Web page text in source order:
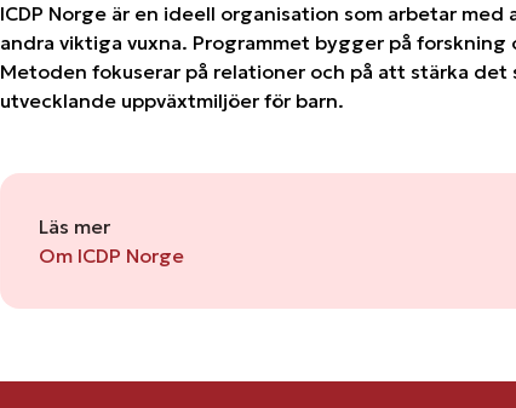
ICDP Norge är en ideell organisation som arbetar
andra viktiga vuxna. Programmet bygger på
Metoden fokuserar på relationer och på att stärka
utvecklande uppväxtmiljöer för barn.
Läs mer
Om ICDP Norge